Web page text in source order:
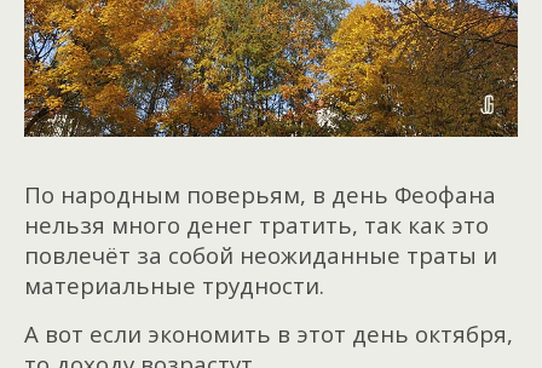
По народным поверьям, в день Феофана
нельзя много денег тратить, так как это
повлечёт за собой неожиданные траты и
материальные трудности.
А вот если экономить в этот день октября,